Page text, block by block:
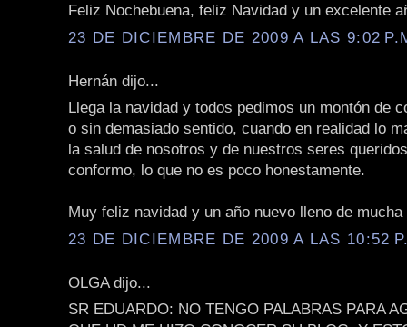
Feliz Nochebuena, feliz Navidad y un excelente
23 DE DICIEMBRE DE 2009 A LAS 9:02
Hernán dijo...
Llega la navidad y todos pedimos un montón de
o sin demasiado sentido, cuando en realidad lo
la salud de nosotros y de nuestros seres
conformo, lo que no es poco honestamente.
Muy feliz navidad y un año nuevo lleno de mucha
23 DE DICIEMBRE DE 2009 A LAS 10:52
OLGA dijo...
SR EDUARDO: NO TENGO PALABRAS PARA